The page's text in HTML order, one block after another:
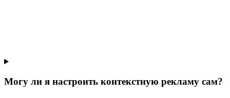
Могу ли я настроить контекстную рекламу сам?